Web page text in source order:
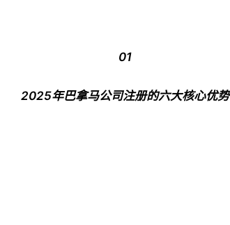
01
2025年巴拿马公司注册的六大核心优势